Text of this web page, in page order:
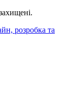
розробка та